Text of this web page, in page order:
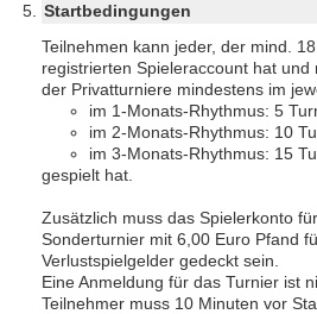
Startbedingungen
Teilnehmen kann jeder, der mind.
registrierten Spieleraccount hat und
der Privatturniere mindestens im
im 1-Monats-Rhythmus: 5
im 2-Monats-Rhythmus: 10
im 3-Monats-Rhythmus: 15
gespielt hat.
Zusätzlich muss das Spielerkonto
Sonderturnier mit 6,00 Euro Pfand
Verlustspielgelder gedeckt sein.
Eine Anmeldung für das Turnier ist
Teilnehmer muss 10 Minuten vor